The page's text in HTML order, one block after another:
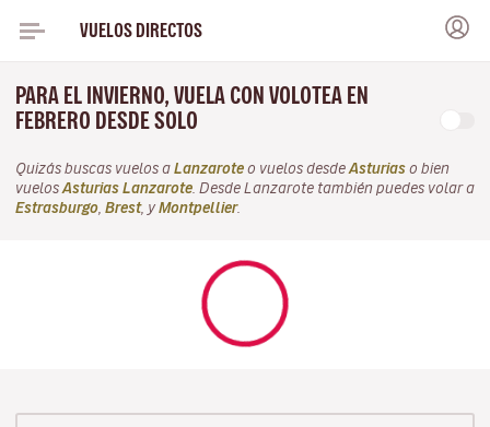
VUELOS DIRECTOS
PARA EL INVIERNO, VUELA CON VOLOTEA EN
FEBRERO DESDE SOLO
Quizás buscas vuelos a Lanzarote o vuelos desde Asturias o bien
vuelos Asturias Lanzarote . Desde Lanzarote también puedes volar a
Estrasburgo Brest, y Montpellier.